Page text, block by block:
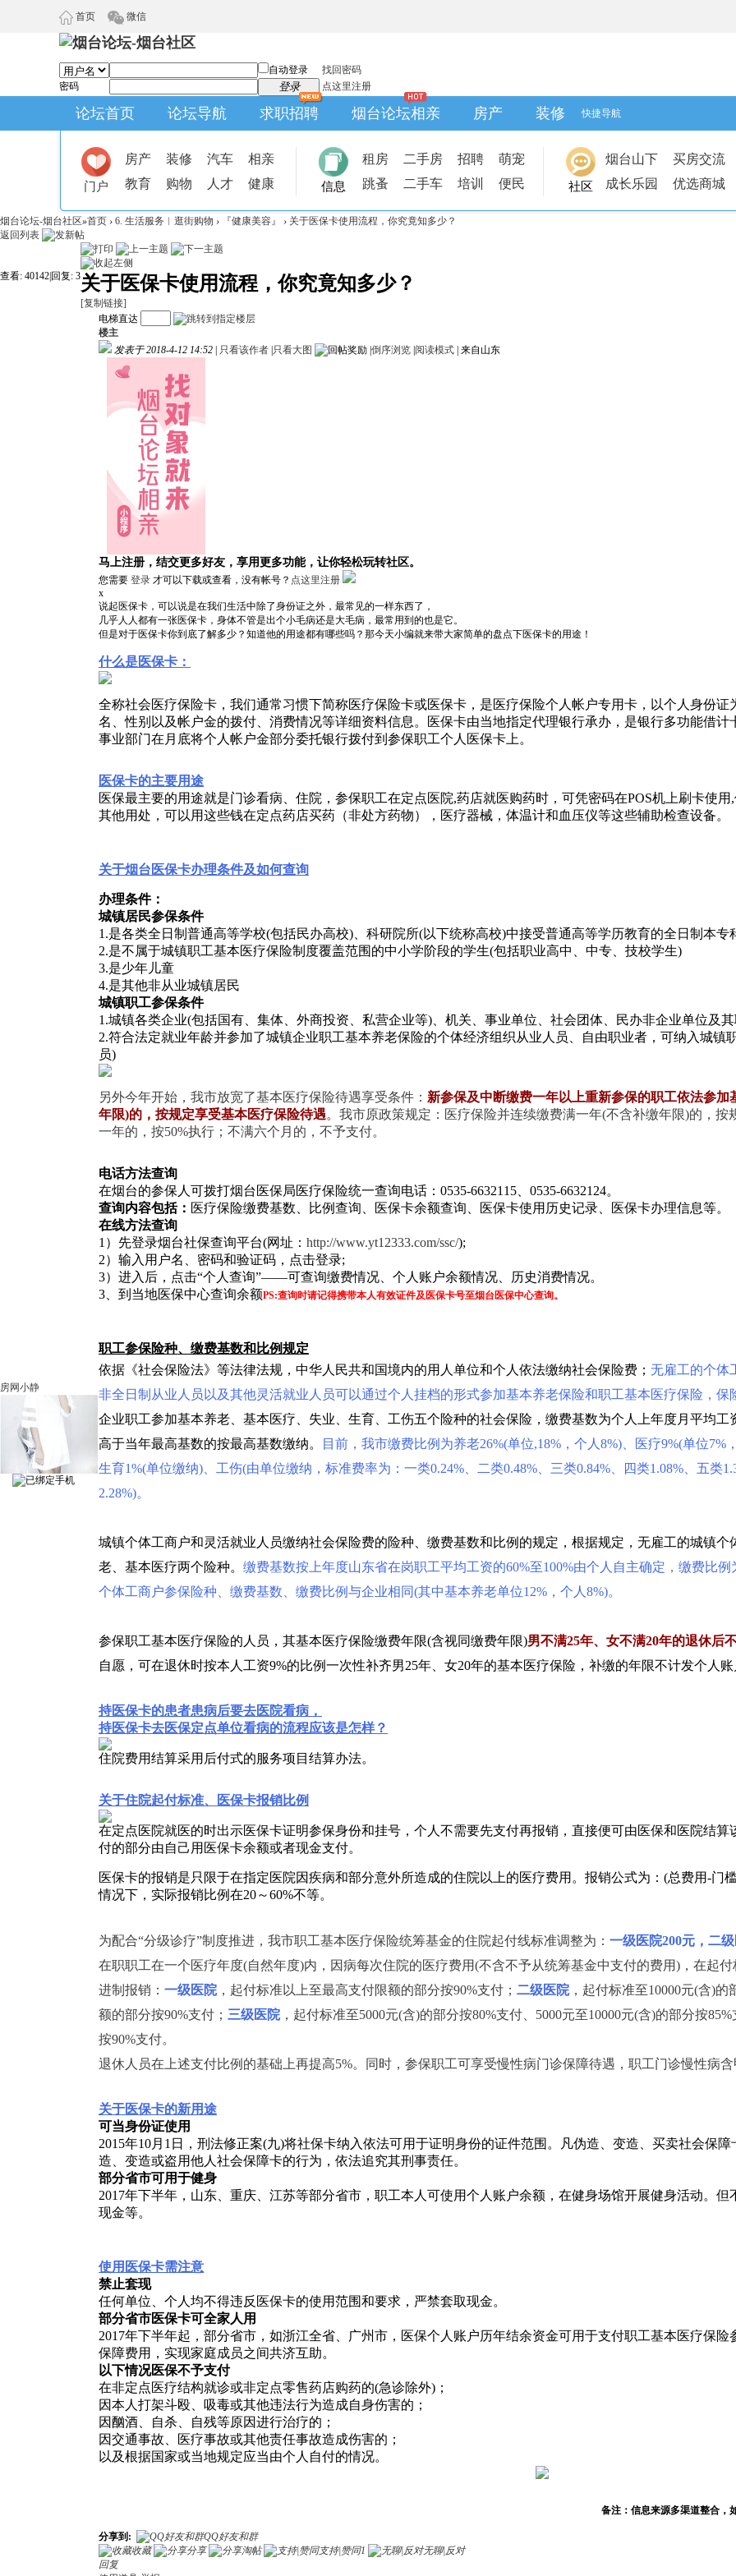
首页 微信
自动登录
找回密码
密码
登录 点这里注册
论坛首页 论坛导航 求职招聘 烟台论坛相亲 房产 装修 快捷导航
门户
房产 装修 汽车
相亲
教育
购物 人才 健康 信息
租房 二手房 招聘
萌宠
跳蚤
二手车 培训 便民 社区
烟台山下
买房交流
成长乐园
优选商城
烟台论坛-烟台社区»首页 › 6. 生活服务︱逛街购物 › 『健康美容』 › 关于医保卡使用流程，你究竟知多少？
返回列表
查看: 40142 回复: 3关于医保卡使用流程，你究竟知多少？
[复制链接]
房网小静
电梯直达
楼主
发表于 2018-4-12 14:52
只看该作者 只看大图 倒序浏览 阅读模式 来自山东
马上注册，结交更多好友，享用更多功能，让你轻松玩转社区。
您需要 登录 才可以下载或查看，没有帐号？ 点这里注册
x
说起医保卡，可以说是在我们生活中除了身份证之外，最常见的一样东西了，
几乎人人都有一张医保卡，身体不管是出个小毛病还是大毛病，最常用到的也是它。
但是对于医保卡你到底了解多少？知道他的用途都有哪些吗？ 那今天小编就来带大家简单的盘点下医保卡的用途！
什么是医保卡：
全称社会医疗保险卡，我们通常习惯下简称医疗保险卡或医保卡，是医疗保险个人帐户专用卡，以个人身份
名、性别以及帐户金的拨付、消费情况等详细资料信息。
医保卡由当地指定代理银行承办，是银行多功能借
事业部门在月底将个人帐户金部分委托银行拨付到参保职工个人医保卡上。
医保卡的主要用途
医保最主要的用途就是门诊看病、住院，参保职工在定点医院,药店就医购药时，可凭密码在POS机上刷卡使
其他用处，可以用这些钱在定点药店买药（非处方药物），医疗器械，体温计和血压仪等这些辅助检查设备。
关于烟台医保卡办理条件及如何查询
办理条件：
城镇居民参保条件
1.是各类全日制普通高等学校(包括民办高校)、科研院所(以下统称高校)中接受普通高等学历教育的全日制本专
2.是不属于城镇职工基本医疗保险制度覆盖范围的中小学阶段的学生(包括职业高中、中专、技校学生)
3.是少年儿童
4.是其他非从业城镇居民
城镇职工参保条件
1.城镇各类企业(包括国有、集体、外商投资、私营企业等)、机关、事业单位、社会团体、民办非企业单位及
2.符合法定就业年龄并参加了城镇企业职工基本养老保险的个体经济组织从业人员、自由职业者，可纳入城镇
员)
另外今年开始，我市放宽了基本医疗保险待遇享受条件： 新参保及中断缴费一年以上重新参保的职工依法参
年限)的，按规定享受基本医疗保险待遇。 我市原政策规定：医疗保险并连续缴费满一年(不含补缴年限)的，
一年的，按50%执行；不满六个月的，不予支付。
电话方法查询
在烟台的参保人可拨打烟台医保局医疗保险统一查询电话：0535-6632115、0535-6632124。
查询内容包括： 医疗保险缴费基数、比例查询、医保卡余额查询、医保卡使用历史记录、医保卡办理信息等。
在线方法查询
1）先登录烟台社保查询平台(网址： http://www.yt12333.com/ssc/);
2）输入用户名、密码和验证码，点击登录;
3）进入后，点击“个人查询”——可查询缴费情况、个人账户余额情况、历史消费情况。
3、到当地医保中心查询余额PS:查询时请记得携带本人有效证件及医保卡号至烟台医保中心查询。
职工参保险种、缴费基数和比例规定
依据《社会保险法》等法律法规，中华人民共和国境内的用人单位和个人依法缴纳社会保险费； 无雇工的个体
非全日制从业人员以及其他灵活就业人员可以通过个人挂档的形式参加基本养老保险和职工基本医疗保险，保
企业职工参加基本养老、基本医疗、失业、生育、工伤五个险种的社会保险，缴费基数为个人上年度月平均
高于当年最高基数的按最高基数缴纳。
目前，我市缴费比例为养老26%(单位,18%，个人8%)、医疗9%(单位7%
生育1%(单位缴纳)、工伤(由单位缴纳，标准费率为：一类0.24%、二类0.48%、三类0.84%、四类1.08%、五类
2.28%)。
城镇个体工商户和灵活就业人员缴纳社会保险费的险种、缴费基数和比例的规定，根据规定，无雇工的城镇
老、基本医疗两个险种。 缴费基数按上年度山东省在岗职工平均工资的60%至100%由个人自主确定，缴费比
个体工商户参保险种、缴费基数、缴费比例与企业相同(其中基本养老单位12%，个人8%)。
参保职工基本医疗保险的人员，其基本医疗保险缴费年限(含视同缴费年限)男不满25年、女不满20年的退休后
自愿，可在退休时按本人工资9%的比例一次性补齐男25年、女20年的基本医疗保险，补缴的年限不计发个人
持医保卡的患者患病后要去医院看病，
持医保卡去医保定点单位看病的流程应该是怎样？
住院费用结算采用后付式的服务项目结算办法。
关于住院起付标准、 医保卡报销比例
在定点医院就医的时出示医保卡证明参保身份和挂号，个人不需要先支付再报销，直接便可由医保和医院结
付的部分由自己用医保卡余额或者现金支付。
医保卡的报销是只限于在指定医院因疾病和部分意外所造成的住院以上的医疗费用。报销公式为：(总费用-门
情况下，实际报销比例在20～60%不等。
为配合“分级诊疗”制度推进，我市职工基本医疗保险统筹基金的住院起付线标准调整为： 一级医院200元，二
在职职工在一个医疗年度(自然年度)内，因病每次住院的医疗费用(不含不予从统筹基金中支付的费用)，在起
进制报销： 一级医院，起付标准以上至最高支付限额的部分按90%支付； 二级医院，起付标准至10000元(含)的
额的部分按90%支付； 三级医院，起付标准至5000元(含)的部分按80%支付、5000元至10000元(含)的部分按
按90%支付。
退休人员在上述支付比例的基础上再提高5%。同时，参保职工可享受慢性病门诊保障待遇，职工门诊慢性病
关于医保卡的新用途
可当身份证使用
2015年10月1日，刑法修正案(九)将社保卡纳入依法可用于证明身份的证件范围。凡伪造、变造、买卖社会保
造、变造或盗用他人社会保障卡的行为，依法追究其刑事责任。
部分省市可用于健身
2017年下半年，山东、重庆、江苏等部分省市，职工本人可使用个人账户余额，在健身场馆开展健身活动。
现金等。
使用医保卡需注意
禁止套现
任何单位、个人均不得违反医保卡的使用范围和要求，严禁套取现金。
部分省市医保卡可全家人用
2017年下半年起，部分省市，如浙江全省、广州市，医保个人账户历年结余资金可用于支付职工基本医疗保
保障费用，实现家庭成员之间共济互助。
以下情况医保不予支付
在非定点医疗结构就诊或非定点零售药店购药的(急诊除外)；
因本人打架斗殴、吸毒或其他违法行为造成自身伤害的；
因酗酒、自杀、自残等原因进行治疗的；
因交通事故、医疗事故或其他责任事故造成伤害的；
以及根据国家或当地规定应当由个人自付的情况。
备注：信息来源多渠道整合，
分享到:
QQ好友和群
收藏
分享 淘帖 支持|赞同1
无聊|反对
回复